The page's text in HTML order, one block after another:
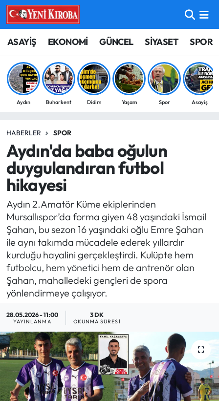
ASAYİŞ EKONOMİ GÜNCEL SİYASET SPOR
Aydın Buharkent Didim Yaşam Spor Asayiş
HABERLER SPOR
Aydın'da baba oğulun
duygulandıran futbol
hikayesi
Aydın 2.Amatör Küme ekiplerinden
Mursallıspor’da forma giyen 48 yaşındaki İsmail
Şahan, bu sezon 16 yaşındaki oğlu Emre Şahan
ile aynı takımda mücadele ederek yıllardır
kurduğu hayalini gerçekleştirdi. Kulüpte hem
futbolcu, hem yönetici hem de antrenör olan
Şahan, mahalledeki gençleri de spora
yönlendirmeye çalışıyor.
28.05.2026 - 11:00
YAYINLANMA
3 DK
OKUNMA SÜRESI
ASAYİŞ
BİLİM-TEKNOLOJİ
ÇEVRE
EĞİTİM
EKONOMİ
GÜNCEL
GÜNDEM
MAGAZİN
SAĞLIK
SİYASET
SPOR
TARIM
TURİZM
YAŞAM
Aydın Nöbetçi Eczaneler
Aydın Hava Durumu
Aydin Namaz Vakitleri
Süper Lig Puan Durumu ve Fikstür
Tüm Manşetler
Son Dakika Haberleri
Haber Arşivi